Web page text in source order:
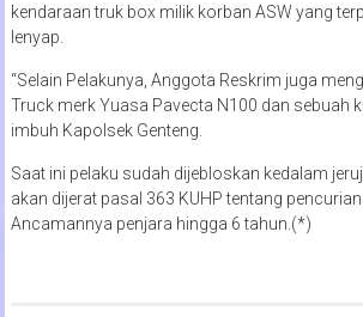
kendaraan truk box milik korban ASW yang
lenyap.
“Selain Pelakunya, Anggota Reskrim juga
Truck merk Yuasa Pavecta N100 dan sebuah
imbuh Kapolsek Genteng.
Saat ini pelaku sudah dijebloskan kedalam
akan dijerat pasal 363 KUHP tentang
Ancamannya penjara hingga 6 tahun.(*)